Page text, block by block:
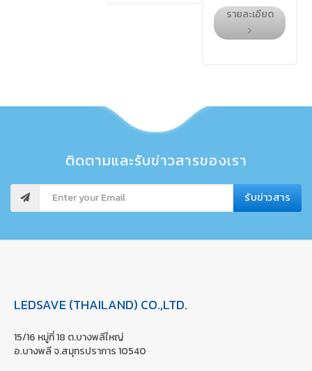
รายละเอียด
ติดตามและรับข่าวสารของเรา
รับข่าวสาร
LEDSAVE (THAILAND) CO.,LTD.
15/16 หมู่ที่ 18 ต.บางพลีใหญ่
อ.บางพลี จ.สมุทรปราการ 10540